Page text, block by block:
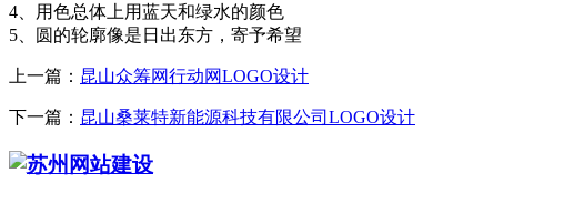
4、用色总体上用蓝天和绿水的颜色
5、圆的轮廓像是日出东方，寄予希望
上一篇： 昆山众筹网行动网LOGO设计
下一篇： 昆山桑莱特新能源科技有限公司LOGO设计